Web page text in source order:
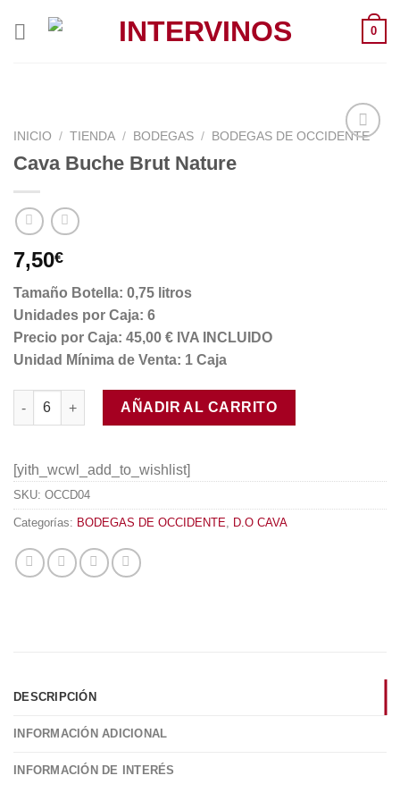
0
INICIO / TIENDA / BODEGAS / BODEGAS DE OCCIDENTE
Cava Buche Brut Nature
7,50€
Tamaño Botella: 0,75 litros
Unidades por Caja: 6
Precio por Caja: 45,00 € IVA INCLUIDO
Unidad Mínima de Venta: 1 Caja
Cava Buche Brut Nature cantidad
AÑADIR AL CARRITO
[yith_wcwl_add_to_wishlist]
SKU: OCCD04
Categorías: BODEGAS DE OCCIDENTE, D.O CAVA
DESCRIPCIÓN
INFORMACIÓN ADICIONAL
INFORMACIÓN DE INTERÉS